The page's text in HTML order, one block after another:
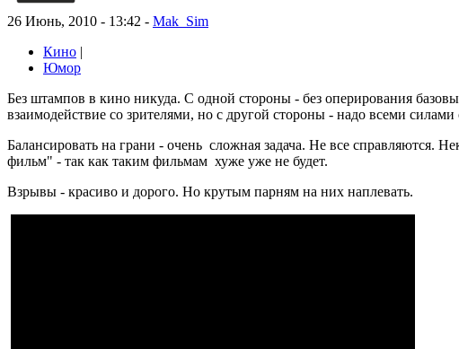
26 Июнь, 2010 - 13:42 - Mak_Sim
Кино |
Юмор
Без штампов в кино никуда. С одной стороны - без оперирования
взаимодействие со зрителями, но с другой стороны - надо всеми
Балансировать на грани - очень сложная задача. Не все
фильм" - так как таким фильмам хуже уже не будет.
Взрывы - красиво и дорого. Но крутым парням на них наплевать.